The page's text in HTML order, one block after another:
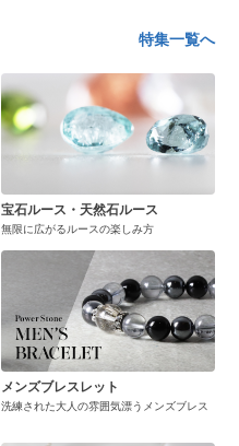
特集一覧へ
宝石ルース・天然石ルース
無限に広がるルースの楽しみ方
メンズブレスレット
洗練された大人の雰囲気漂うメンズブレス